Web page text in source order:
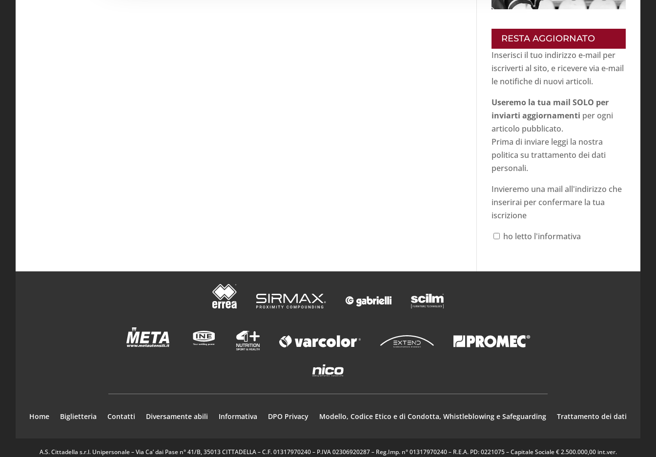
RESTA AGGIORNATO
Inserisci il tuo indirizzo e-mail per
iscriverti al sito, e ricevere via e-mail
le notifiche di nuovi articoli.
Useremo la tua mail SOLO per
inviarti aggiornamenti per ogni
articolo pubblicato.
Prima di inviare leggi la nostra
politica su trattamento dei dati
personali.
Invieremo una mail all'indirizzo che
inserirai per confermare la tua
iscrizione
ho letto l'informativa
Home Biglietteria Contatti Diversamente abili Informativa DPO Privacy Modello, Codice Etico e di Condotta, Whistleblowing e Safeguarding Trattamento dei dati
A.S. Cittadella s.r.l. Unipersonale – Via Ca’ dai Pase n° 41/B, 35013 CITTADELLA – C.F. 01317970240 – P.IVA 02306920287 – Reg.Imp. n° 01317970240 – R.E.A. PD: 0221075 – Capitale Sociale € 2.500.000,00 int.ver.